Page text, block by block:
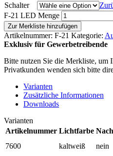
Schalter
F-21 LED Menge
Zur Merkliste hinzufügen
Artikelnummer: F-21 Kategorie:
Exklusiv für Gewerbetreibende
Bitte nutzen Sie die Merkliste, um
Privatkunden wenden sich bitte
Varianten
Zusätzliche Informationen
Downloads
Varianten
Artikelnummer Lichtfarbe
7600
kaltweiß nein